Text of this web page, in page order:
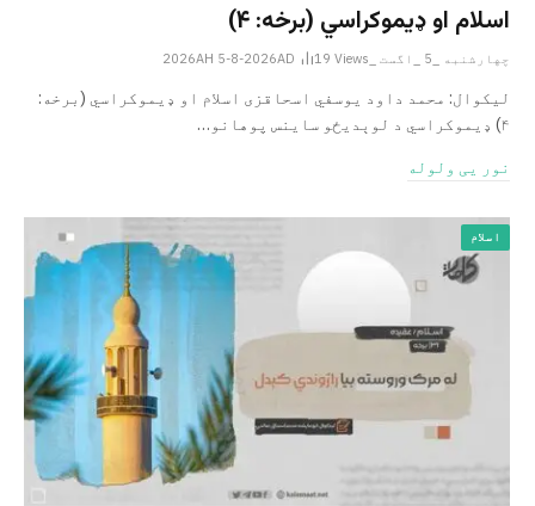
اسلام او ډیموکراسي (برخه: ۴)
چهارشنبه _5 _اگست _2026AH 5-8-2026AD 19 Views
لیکوال: محمد داود یوسفي اسحاقزی اسلام او ډیموکراسي (برخه:
۴) ډیموکراسي د لوېدیځو ساینس پوهانو…
نور یی ولوله
اسلام